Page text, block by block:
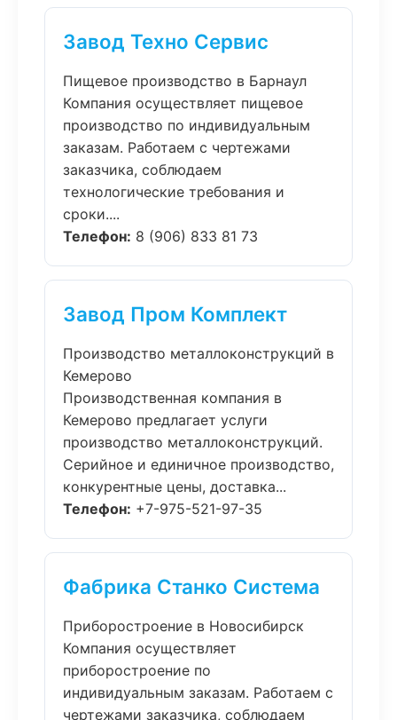
Завод Техно Сервис
Пищевое производство в Барнаул
Компания осуществляет пищевое
производство по индивидуальным
заказам. Работаем с чертежами
заказчика, соблюдаем
технологические требования и
сроки....
Телефон: 8 (906) 833 81 73
Завод Пром Комплект
Производство металлоконструкций в
Кемерово
Производственная компания в
Кемерово предлагает услуги
производство металлоконструкций.
Серийное и единичное производство,
конкурентные цены, доставка...
Телефон: +7-975-521-97-35
Фабрика Станко Система
Приборостроение в Новосибирск
Компания осуществляет
приборостроение по
индивидуальным заказам. Работаем с
чертежами заказчика, соблюдаем